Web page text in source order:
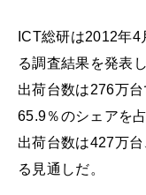
ICT総研は2012年
る調査結果を発表
出荷台数は276万
65.9％のシェアを
出荷台数は427万
る見通しだ。